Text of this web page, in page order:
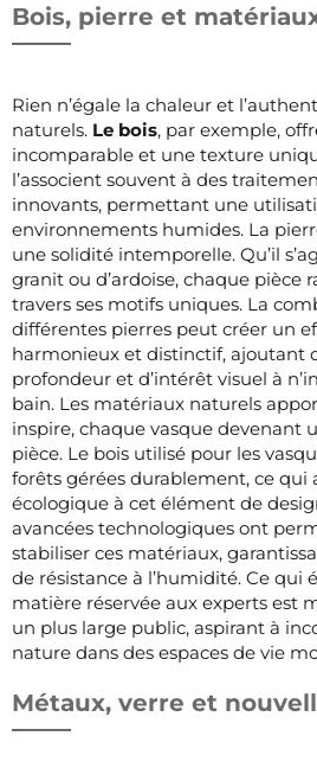
Bois, pierre et
Rien n’égale la chaleur et
naturels. Le bois, par exemple,
incomparable et une texture
l’associent souvent à des
innovants, permettant une
environnements humides. La
une solidité intemporelle. Qu’il
granit ou d’ardoise, chaque pièce
travers ses motifs uniques. La
différentes pierres peut créer un
harmonieux et distinctif, ajoutant
profondeur et d’intérêt visuel à
bain. Les matériaux naturels
inspire, chaque vasque devenant
pièce. Le bois utilisé pour les
forêts gérées durablement, ce
écologique à cet élément de
avancées technologiques ont
stabiliser ces matériaux,
de résistance à l’humidité. Ce qui
matière réservée aux experts est
un plus large public, aspirant à
nature dans des espaces de vie
Métaux, verre et